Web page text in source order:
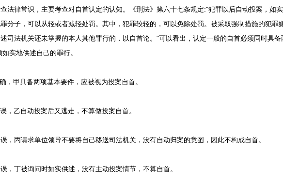
律常识，主要考查对自首认定的认知。《刑法》第六十七条规定:"犯罪以后自动投案，如
分子，可以从轻或者减轻处罚。其中，犯罪较轻的，可以免除处罚。被采取强制措施的犯罪
司法机关还未掌握的本人其他罪行的，以自首论。"可以看出，认定一般的自首必须同时具
实地供述自己的罪行。
甲具备两项基本要件，应被视为投案自首。
乙自动投案后又逃走，不算做投案自首。
丙请求单位领导不要将自己移送司法机关，没有自动归案的意图，因此不构成自首。
丁被询问时如实供述，没有主动投案情节，不算自首。